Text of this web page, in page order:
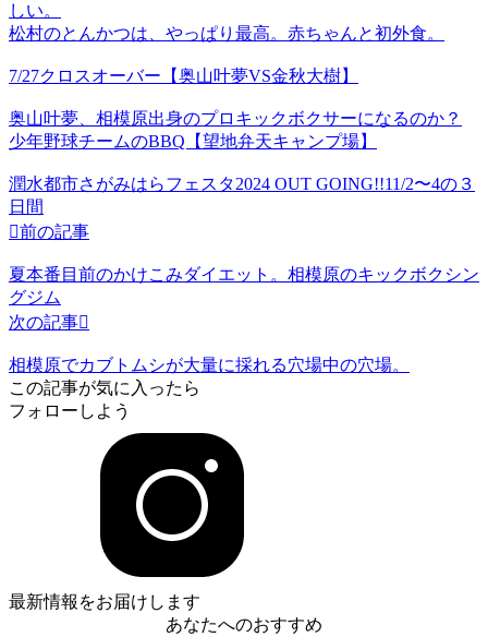
しい。
松村のとんかつは、やっぱり最高。赤ちゃんと初外食。
7/27クロスオーバー【奥山叶夢VS金秋大樹】
奥山叶夢、相模原出身のプロキックボクサーになるのか？
少年野球チームのBBQ【望地弁天キャンプ場】
潤水都市さがみはらフェスタ2024 OUT GOING!!11/2〜4の３
日間
前の記事
夏本番目前のかけこみダイエット。相模原のキックボクシン
グジム
次の記事
相模原でカブトムシが大量に採れる穴場中の穴場。
この記事が気に入ったら
フォローしよう
最新情報をお届けします
あなたへのおすすめ